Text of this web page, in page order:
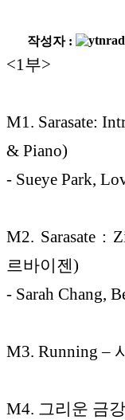
작성자 :
<1부>
M1. Sarasate:
& Piano)
- Sueye Park,
M2. Sarasate :
르바이젠)
- Sarah Chang,
M3. Running –
M4. 그리운 금